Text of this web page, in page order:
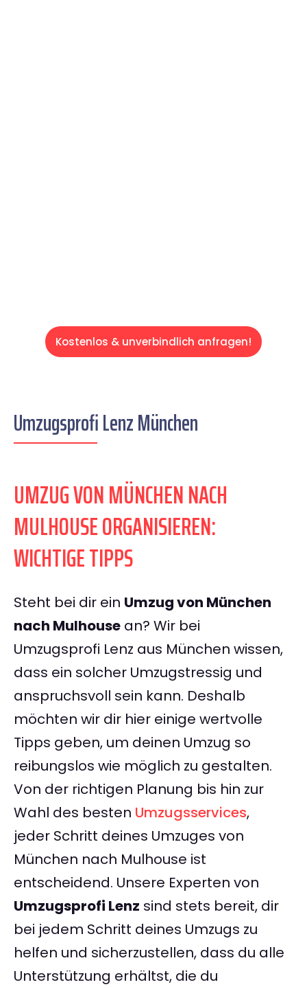
Kostenlos & unverbindlich anfragen!
Umzugsprofi Lenz München
UMZUG VON MÜNCHEN NACH
MULHOUSE ORGANISIEREN:
WICHTIGE TIPPS
Steht bei dir ein Umzug von München
nach Mulhouse an? Wir bei
Umzugsprofi Lenz aus München wissen,
dass ein solcher Umzugstressig und
anspruchsvoll sein kann. Deshalb
möchten wir dir hier einige wertvolle
Tipps geben, um deinen Umzug so
reibungslos wie möglich zu gestalten.
Von der richtigen Planung bis hin zur
Wahl des besten Umzugsservices,
jeder Schritt deines Umzuges von
München nach Mulhouse ist
entscheidend. Unsere Experten von
Umzugsprofi Lenz sind stets bereit, dir
bei jedem Schritt deines Umzugs zu
helfen und sicherzustellen, dass du alle
Unterstützung erhältst, die du